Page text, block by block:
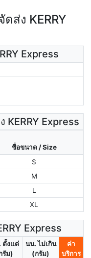
ส่ง KERRY
Express
KERRY Express
ชื่อขนาด / Size
S
M
L
XL
Express
ตั้งแต่
รัม)
นน. ไม่เกิน
(กรัม)
ค่า
บริการ